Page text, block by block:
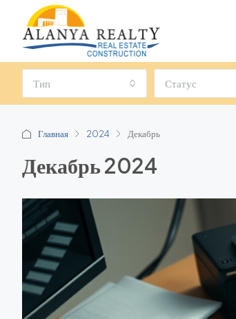
Тип Статус
Главная 2024 Декабрь
Декабрь 2024